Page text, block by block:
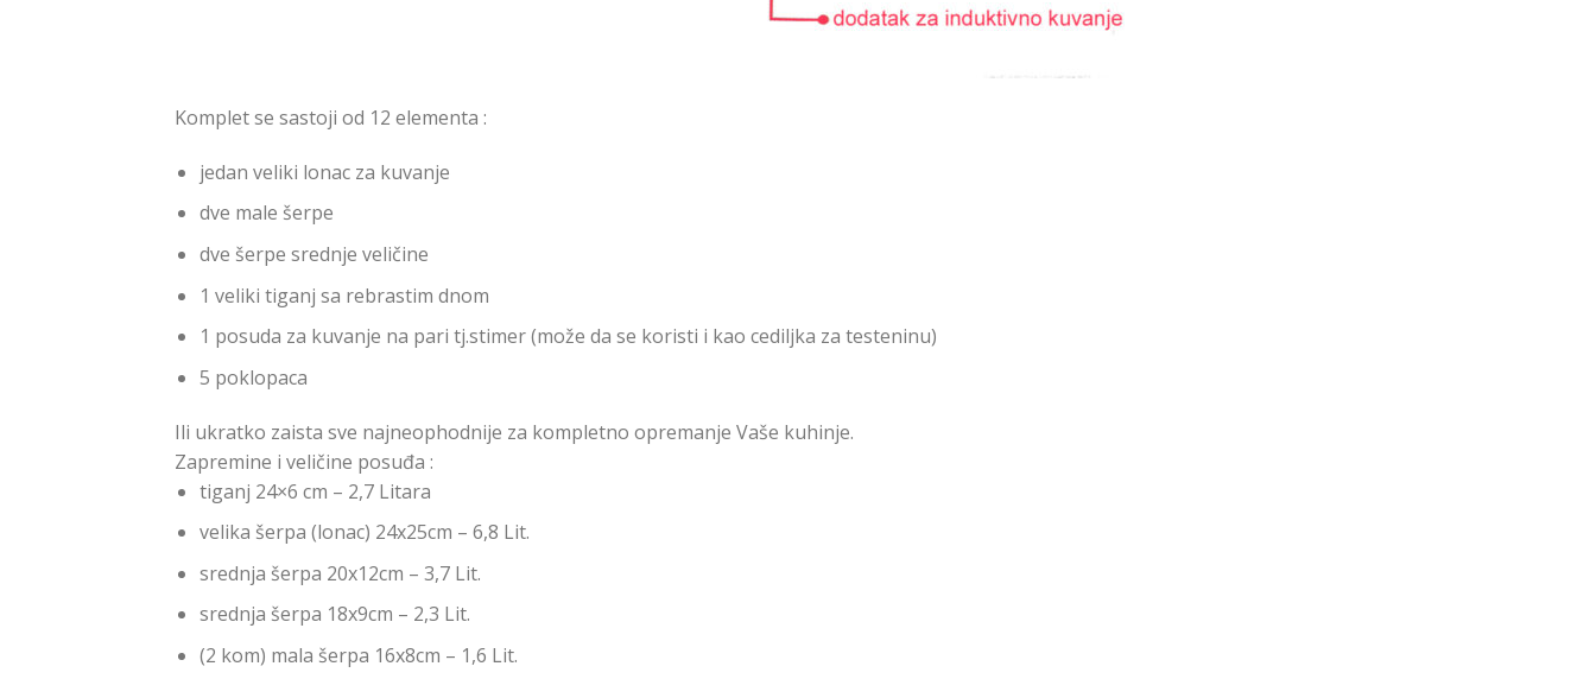
Komplet se sastoji od 12 elementa :
jedan veliki lonac za kuvanje
dve male šerpe
dve šerpe srednje veličine
1 veliki tiganj sa rebrastim dnom
1 posuda za kuvanje na pari tj.stimer (može da se koristi i kao cediljka za testeninu)
5 poklopaca
Ili ukratko zaista sve najneophodnije za kompletno opremanje Vaše kuhinje.
Zapremine i veličine posuđa :
tiganj 24×6 cm – 2,7 Litara
velika šerpa (lonac) 24x25cm – 6,8 Lit.
srednja šerpa 20x12cm – 3,7 Lit.
srednja šerpa 18x9cm – 2,3 Lit.
(2 kom) mala šerpa 16x8cm – 1,6 Lit.